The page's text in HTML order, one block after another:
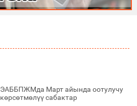
ЭАББПЖМда Март айында оотулучу
көрсөтмөлүү сабактар